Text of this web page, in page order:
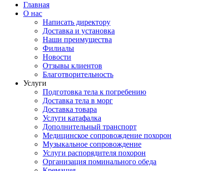
Главная
О нас
Написать директору
Доставка и установка
Наши преимущества
Филиалы
Новости
Отзывы клиентов
Благотворительность
Услуги
Подготовка тела к погребению
Доставка тела в морг
Доставка товара
Услуги катафалка
Дополнительный транспорт
Медицинское сопровождение похорон
Музыкальное сопровождение
Услуги распорядителя похорон
Организация поминального обеда